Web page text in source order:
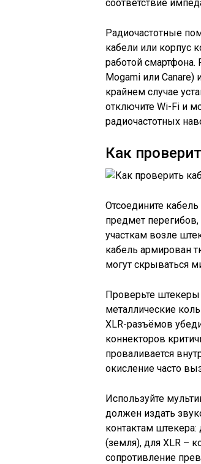
соответствие
Радиочастотные
кабели или корпус
работой
Mogami или Canare)
крайнем случае
отключите Wi-Fi и
радиочастотных
Как
Отсоедините
предмет
участкам возле
кабель армирован
могут скрываться
Проверьте
металлические
XLR-разъёмов
коннекторов
проваливается
окисление часто
Используйте
должен издать
контактам
(земля), для XLR –
сопротивление